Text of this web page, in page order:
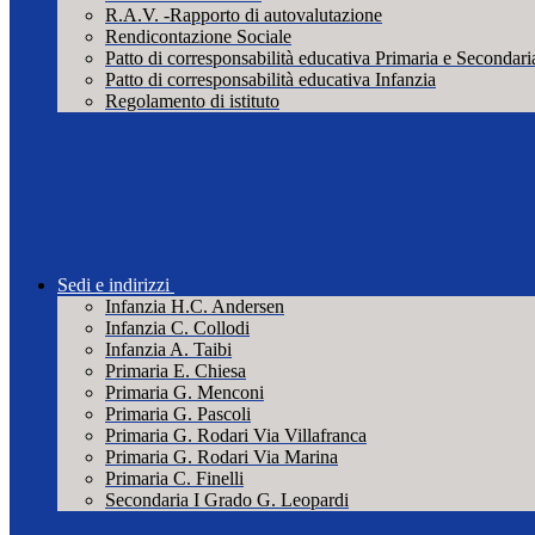
R.A.V. -Rapporto di autovalutazione
Rendicontazione Sociale
Patto di corresponsabilità educativa Primaria e
Patto di corresponsabilità educativa Infanzia
Regolamento di istituto
Sedi e indirizzi
Infanzia H.C. Andersen
Infanzia C. Collodi
Infanzia A. Taibi
Primaria E. Chiesa
Primaria G. Menconi
Primaria G. Pascoli
Primaria G. Rodari Via Villafranca
Primaria G. Rodari Via Marina
Primaria C. Finelli
Secondaria I Grado G. Leopardi